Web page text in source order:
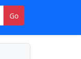
Go